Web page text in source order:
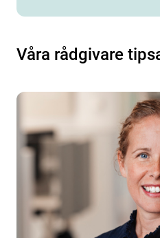
Våra rådgivare